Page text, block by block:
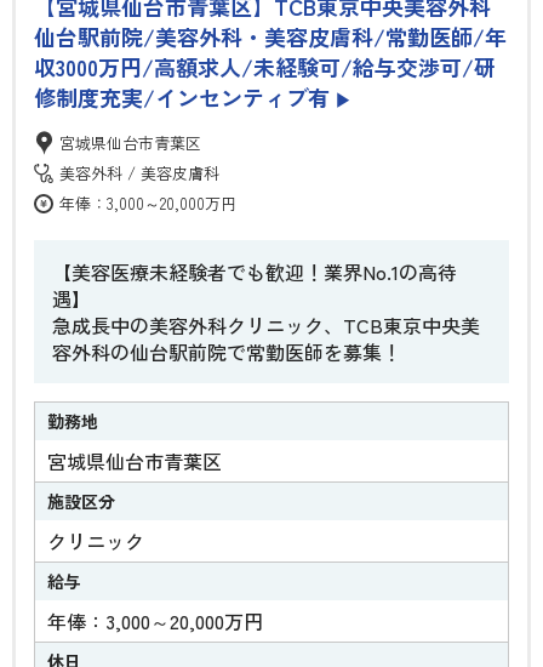
【宮城県仙台市青葉区】TCB東京中央美容外科
仙台駅前院/美容外科・美容皮膚科/常勤医師/年
収3000万円/高額求人/未経験可/給与交渉可/研
修制度充実/インセンティブ有 ▶
宮城県仙台市青葉区
美容外科
美容皮膚科
年俸：3,000～20,000万円
【美容医療未経験者でも歓迎！業界No.1の高待
遇】
急成長中の美容外科クリニック、TCB東京中央美
容外科の仙台駅前院で常勤医師を募集！
勤務地
宮城県仙台市青葉区
施設区分
クリニック
給与
年俸：3,000～20,000万円
休日